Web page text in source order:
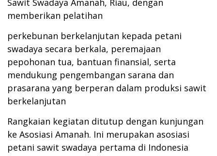
Sawit Swadaya Amanah, Riau, dengan
memberikan pelatihan
perkebunan berkelanjutan kepada petani
swadaya secara berkala, peremajaan
pepohonan tua, bantuan finansial, serta
mendukung pengembangan sarana dan
prasarana yang berperan dalam produksi sawit
berkelanjutan
Rangkaian kegiatan ditutup dengan kunjungan
ke Asosiasi Amanah. Ini merupakan asosiasi
petani sawit swadaya pertama di Indonesia